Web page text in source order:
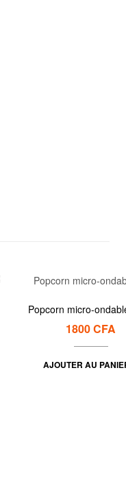
Popcorn micro-
1800CFA
AJOUTER AU